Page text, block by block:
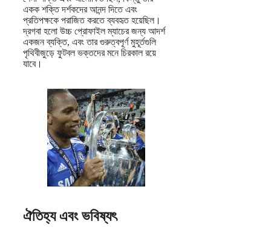
একক শক্তি দর্শকদের আনন্দ দিতে এবং
প্রতিপক্ষকে পরাজিত করতে ব্যবহৃত হয়েছিল।
দ্রগবা হলো উচ্চ প্রোফাইল ম্যাচের জন্য আদর্শ
একজন ব্যক্তি, এবং তার গুরুত্বপূর্ণ মুহূর্তগুলি
পৃথিবীজুড়ে ফুটবল ভক্তদের মনে চিরকাল রয়ে
যাবে।
ঐতিহ্য এবং ভবিষ্যৎ